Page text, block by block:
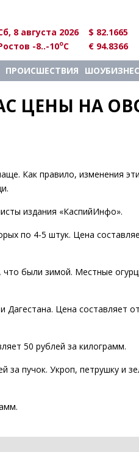
8 августа 2026
$ 82.1665
-8..-10oC € 94.8366
ПРОИСШЕСТВИЯ ШОУБИЗНЕС
ЦЕНЫ НА
Как правило, изменения
издания «КаспийИнфо».
по 4-5 штук. Цена
были зимой. Местные
Цена составляет
50 рублей за килограмм.
за пучок. Укроп, петрушку и